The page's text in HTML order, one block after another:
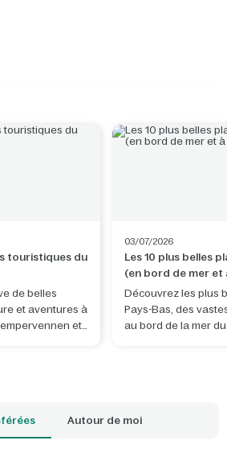
touristiques du
de belles
et aventures à
et
belge.
03/07/2026
Les 10 plus belles
(en bord de mer et
terres)
Découvrez les plus
Pays-Bas, des
au bord de la mer
plage qui
Autour de moi